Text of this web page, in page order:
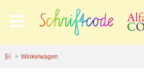
Winkelwagen